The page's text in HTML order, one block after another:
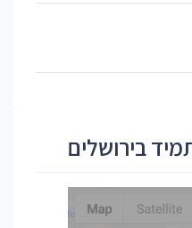
בירושלים